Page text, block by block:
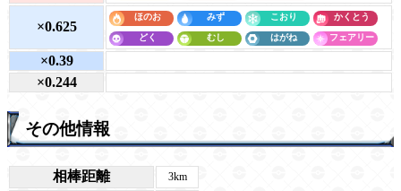
×0.625
×0.39
×0.244
その他情報
相棒距離 3km